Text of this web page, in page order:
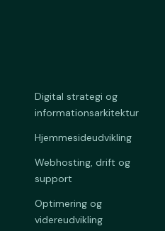
Digital strategi og
informationsarkitektur
Hjemmesideudvikling
Webhosting, drift og
support
Optimering og
videreudvikling